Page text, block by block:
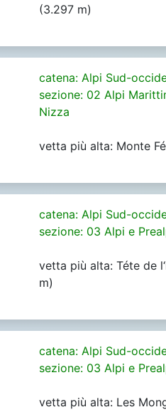
(3.297 m)
catena: Alpi Sud-
sezione: 02 Alpi
Nizza
vetta più alta: Monte
catena: Alpi Sud-
sezione: 03 Alpi e
vetta più alta: Téte de
m)
catena: Alpi Sud-
sezione: 03 Alpi e
vetta più alta: Les